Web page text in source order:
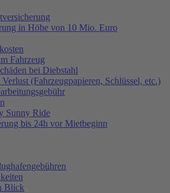
in Höhe von 10 Mio. Euro
Fahrzeug
bei Diebstahl
(Fahrzeugpapieren, Schlüssel, etc.)
Sunny Ride
bis 24h vor Mietbeginn
Blick